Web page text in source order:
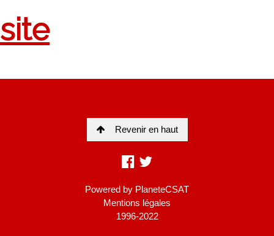
Revenir en haut
Powered by PlaneteCSAT
Mentions légales
1996-2022